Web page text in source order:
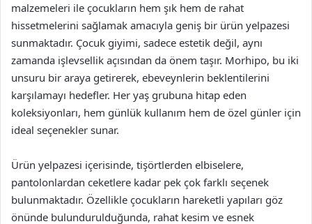
malzemeleri ile çocukların hem şık hem de rahat
hissetmelerini sağlamak amacıyla geniş bir ürün yelpazesi
sunmaktadır. Çocuk giyimi, sadece estetik değil, aynı
zamanda işlevsellik açısından da önem taşır. Morhipo, bu iki
unsuru bir araya getirerek, ebeveynlerin beklentilerini
karşılamayı hedefler. Her yaş grubuna hitap eden
koleksiyonları, hem günlük kullanım hem de özel günler için
ideal seçenekler sunar.
Ürün yelpazesi içerisinde, tişörtlerden elbiselere,
pantolonlardan ceketlere kadar pek çok farklı seçenek
bulunmaktadır. Özellikle çocukların hareketli yapıları göz
önünde bulundurulduğunda, rahat kesim ve esnek